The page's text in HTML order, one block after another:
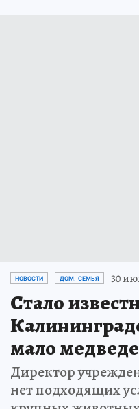
НОВОСТИ ДОМ. СЕМЬЯ 30
Стало
мало
Директор
нет подходящих